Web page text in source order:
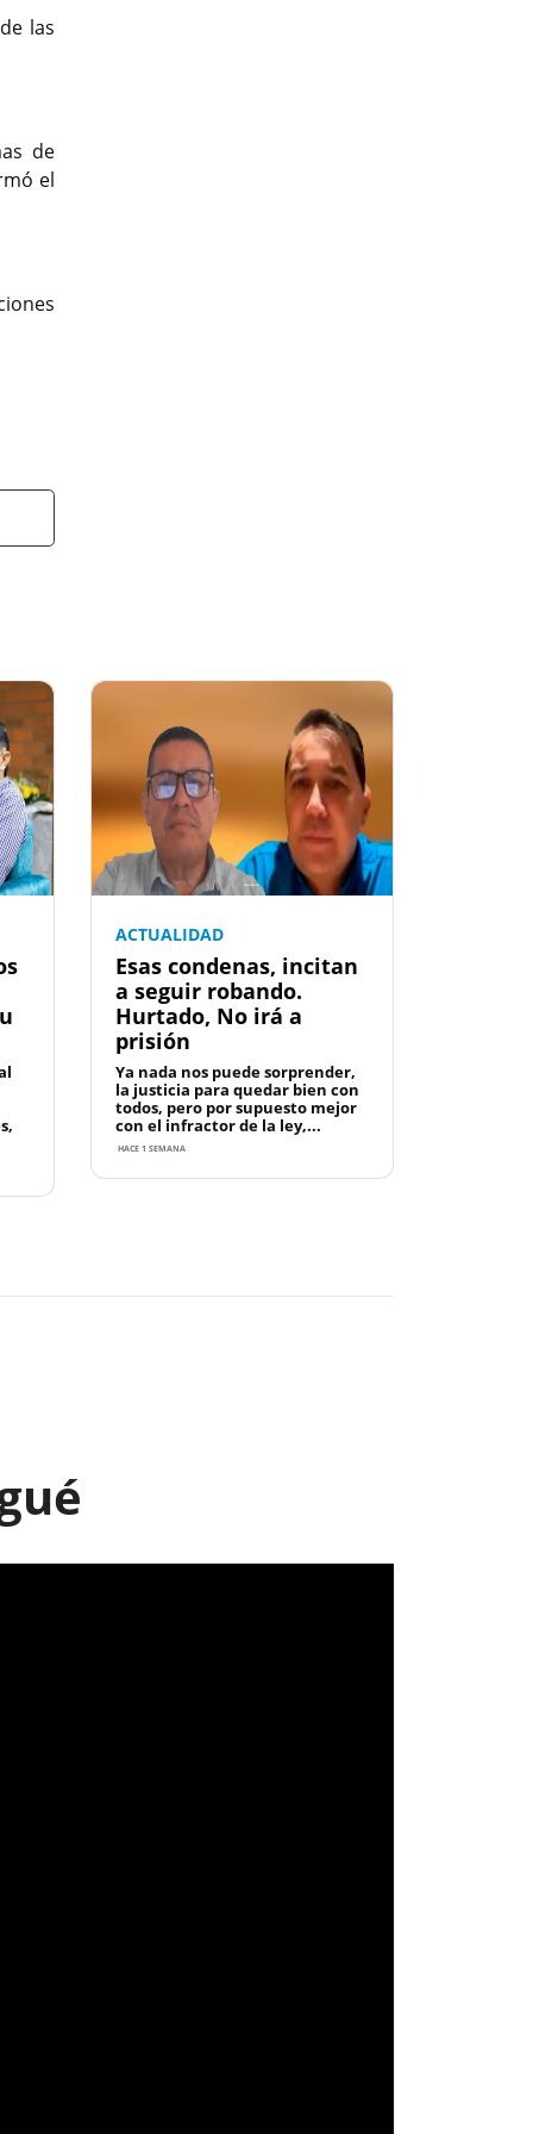
las
de
el
ACTUALIDAD
Esas condenas, incitan
a seguir robando.
Hurtado, No irá a
prisión
Ya nada nos puede sorprender,
la justicia para quedar bien con
todos, pero por supuesto mejor
con el infractor de la ley,...
HACE 1 SEMANA